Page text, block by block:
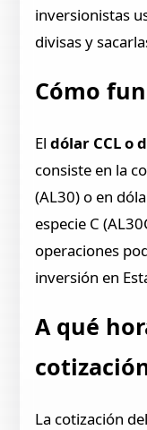
inversionistas
divisas y
Cómo
Eldólar CCL o
consiste en la
(AL30) o en
especie C
operaciones
inversión en
A qué
La cotización